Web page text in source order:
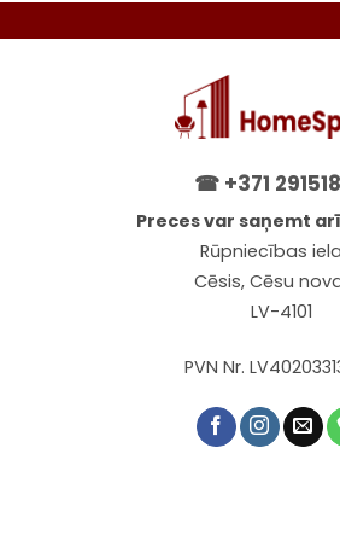
☎ +371
Preces var saņemt
Rūpniecības
Cēsis, Cēsu
LV-4101
PVN Nr.